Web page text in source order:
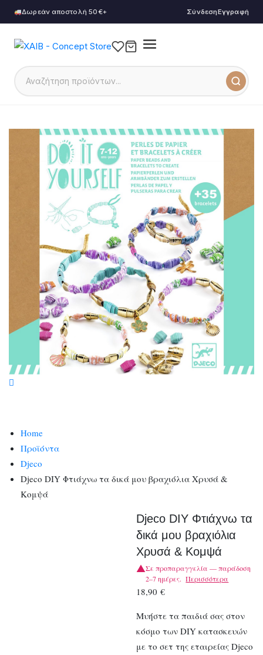
Δωρεάν αποστολή 50€+ ΣύνδεσηΕγγραφή
Home
Προϊόντα
Djeco
Djeco DIY Φτιάχνω τα δικά μου βραχιόλια Χρυσά &
Κομψά
Djeco DIY Φτιάχνω τα
δικά μου βραχιόλια
Χρυσά & Κομψά
Σε προπαραγγελία — παράδοση
2–7 ημέρες. Περισσότερα
18,90€
Μυήστε τα παιδιά σας στον
κόσμο των DIY κατασκευών
με το σετ της εταιρείας Djeco